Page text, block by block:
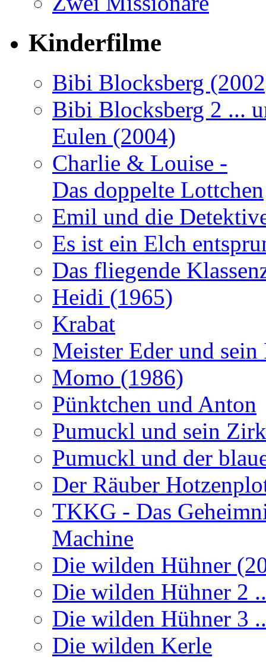
Kinderfilme
Bibi Blocksberg
Bibi Blocksberg 2 ...
Eulen (2004)
Charlie & Louise -
Das doppelte Lottchen
Emil und die
Es ist ein Elch
Das fliegende
Heidi (1965)
Krabat
Meister Eder und
Momo (1986)
Pünktchen und Anton
Pumuckl und sein
Pumuckl und der
Der Räuber
TKKG - Das
Machine
Die wilden Hühner
Die wilden Hühner 2
Die wilden Hühner 3
Die wilden Kerle